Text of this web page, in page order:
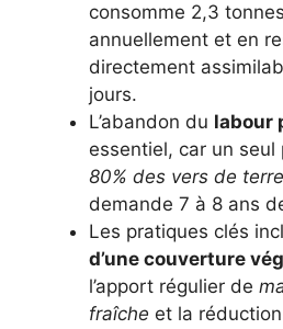
consomme 2,3
annuellement et en
directement
jours.
L’abandon du labour
essentiel, car un
80% des vers de terre
demande 7 à 8 ans
Les pratiques clés
d’une couverture
l’apport régulier de
fraîche et la